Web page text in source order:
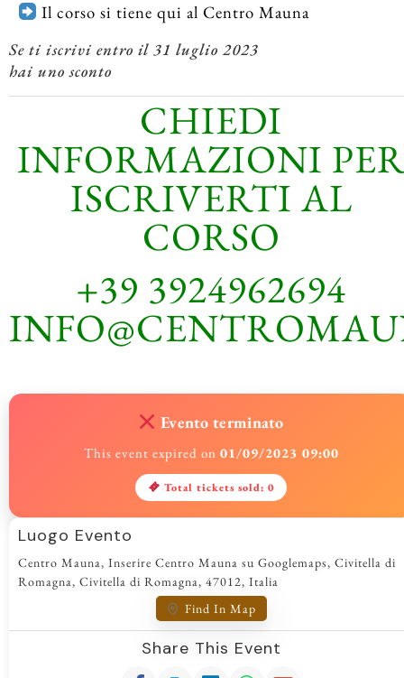
Il corso si tiene qui al Centro Mauna
Se ti iscrivi entro il 31 luglio 2023
hai uno sconto
CHIEDI
INFORMAZIONI
ISCRIVERTI AL
CORSO
+39 3924962694
Evento terminato
This event expired on 01/09/2023 09:00
Total tickets sold: 0
Luogo Evento
Centro Mauna, Inserire Centro Mauna su Googlemaps, Civitella di
Romagna, Civitella di Romagna, 47012, Italia
Find In Map
Share This Event